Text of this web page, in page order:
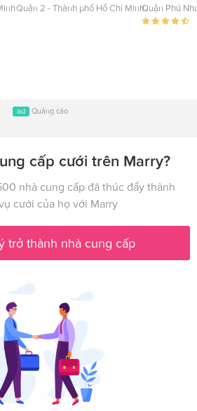
Quận 2 - Thành phố Hồ Chí MinhQuận Phú
ad Quảng cáo
cấp cưới trên Marry?
nhà cung cấp đã thúc đẩy thành
cưới của họ với Marry
trở thành nhà cung cấp